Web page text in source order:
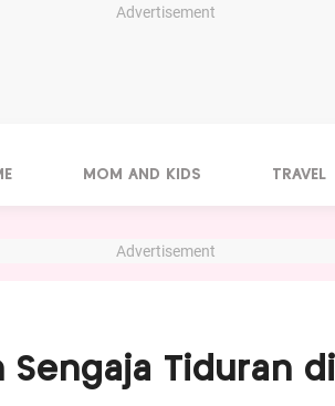
Advertisement
MOM AND KIDS TRAVEL
Advertisement
Sengaja Tiduran di